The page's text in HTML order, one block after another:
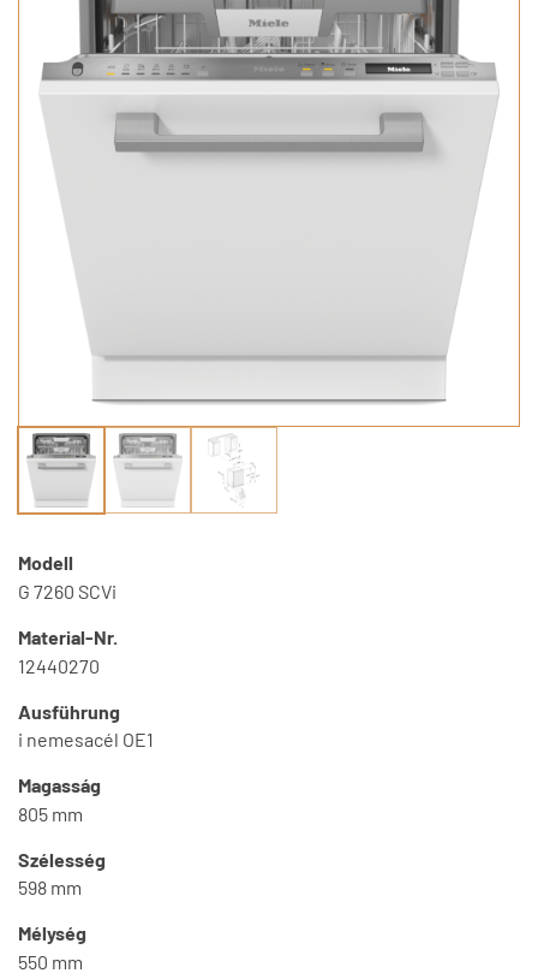
Modell
G 7260 SCVi
Material-Nr.
12440270
Ausführung
i nemesacél OE1
Magasság
805 mm
Szélesség
598 mm
Mélység
550 mm